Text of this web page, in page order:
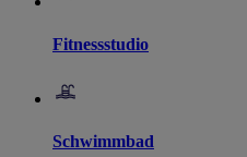
Fitnessstudio
Schwimmbad